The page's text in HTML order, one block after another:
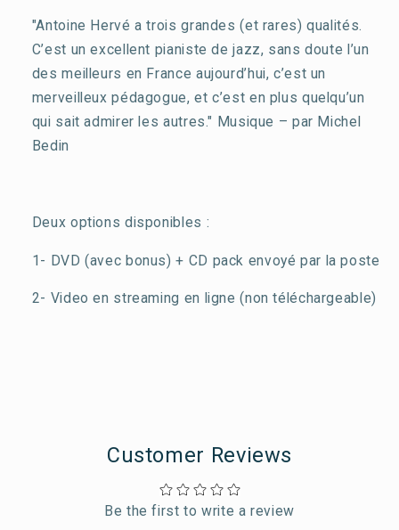
"Antoine Hervé a trois grandes (et rares) qualités.
C’est un excellent pianiste de jazz, sans doute l’un
des meilleurs en France aujourd’hui, c’est un
merveilleux pédagogue, et c’est en plus quelqu’un
qui sait admirer les autres." Musique – par Michel
Bedin
Deux options disponibles :
1- DVD (avec bonus) + CD pack envoyé par la poste
2- Video en streaming en ligne (non téléchargeable)
Customer Reviews
Be the first to write a review